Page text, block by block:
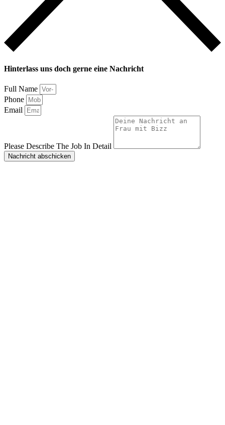
Hinterlass uns doch gerne eine Nachricht
Full Name
Phone
Email
Please Describe The Job In Detail
Nachricht abschicken